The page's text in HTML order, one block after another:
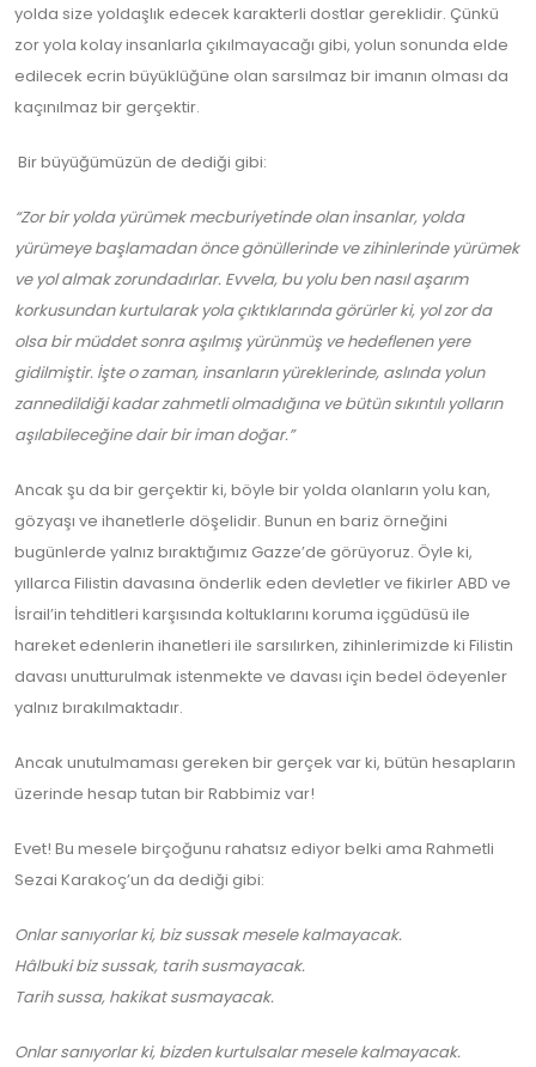
yolda size yoldaşlık edecek karakterli dostlar gereklidir. Çünkü
zor yola kolay insanlarla çıkılmayacağı gibi, yolun sonunda elde
edilecek ecrin büyüklüğüne olan sarsılmaz bir imanın olması da
kaçınılmaz bir gerçektir.
Bir büyüğümüzün de dediği gibi:
“Zor bir yolda yürümek mecburiyetinde olan insanlar, yolda
yürümeye başlamadan önce gönüllerinde ve zihinlerinde yürümek
ve yol almak zorundadırlar. Evvela, bu yolu ben nasıl aşarım
korkusundan kurtularak yola çıktıklarında görürler ki, yol zor da
olsa bir müddet sonra aşılmış yürünmüş ve hedeflenen yere
gidilmiştir. İşte o zaman, insanların yüreklerinde, aslında yolun
zannedildiği kadar zahmetli olmadığına ve bütün sıkıntılı yolların
aşılabileceğine dair bir iman doğar.”
Ancak şu da bir gerçektir ki, böyle bir yolda olanların yolu kan,
gözyaşı ve ihanetlerle döşelidir. Bunun en bariz örneğini
bugünlerde yalnız bıraktığımız Gazze’de görüyoruz. Öyle ki,
yıllarca Filistin davasına önderlik eden devletler ve fikirler ABD ve
İsrail’in tehditleri karşısında koltuklarını koruma içgüdüsü ile
hareket edenlerin ihanetleri ile sarsılırken, zihinlerimizde ki Filistin
davası unutturulmak istenmekte ve davası için bedel ödeyenler
yalnız bırakılmaktadır.
Ancak unutulmaması gereken bir gerçek var ki, bütün hesapların
üzerinde hesap tutan bir Rabbimiz var!
Evet! Bu mesele birçoğunu rahatsız ediyor belki ama Rahmetli
Sezai Karakoç’un da dediği gibi:
Onlar sanıyorlar ki, biz sussak mesele kalmayacak.
Hâlbuki biz sussak, tarih susmayacak.
Tarih sussa, hakikat susmayacak.
Onlar sanıyorlar ki, bizden kurtulsalar mesele kalmayacak.